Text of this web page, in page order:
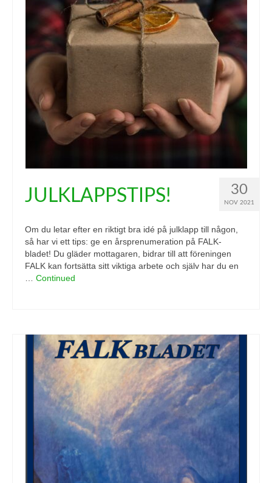
30
NOV 2021
JULKLAPPSTIPS!
Om du letar efter en riktigt bra idé på julklapp till någon,
så har vi ett tips: ge en årsprenumeration på FALK-
bladet! Du gläder mottagaren, bidrar till att föreningen
FALK kan fortsätta sitt viktiga arbete och själv har du en
Continued